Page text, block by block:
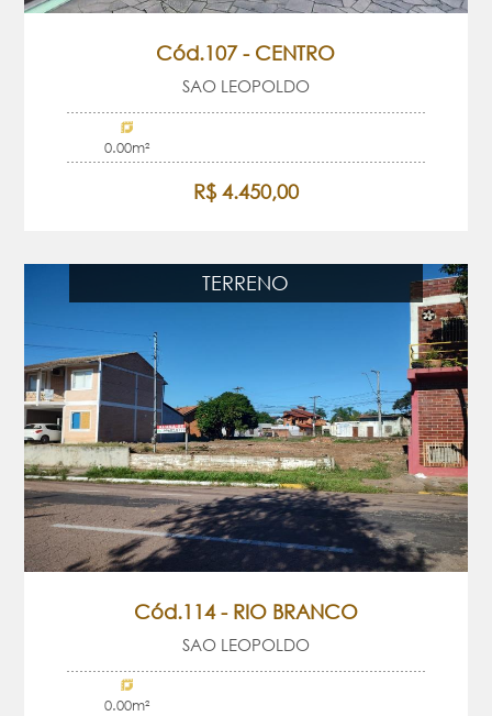
Cód.107 - CENTRO
SAO LEOPOLDO
0.00m²
R$ 4.450,00
TERRENO
Cód.114 - RIO BRANCO
SAO LEOPOLDO
0.00m²